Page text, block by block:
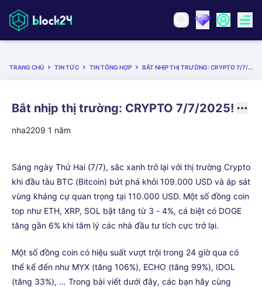
TRANG CHỦ TIN TỨC TIN TỔNG HỢP BẮT NHỊP THỊ TRƯỜNG: CRYPTO 7/7/2025!
Bắt nhịp thị trường: CRYPTO 7/7/2025!
nha2209 1 năm
Sáng ngày Thứ Hai (7/7), sắc xanh trở lại với thị trường Crypto
khi đầu tàu BTC (Bitcoin) bứt phá khỏi 109.000 USD và áp sát
vùng kháng cự quan trọng tại 110.000 USD. Một số đồng coin
top như ETH, XRP, SOL bật tăng từ 3 - 4%, cá biệt có DOGE
tăng gần 6% khi tâm lý các nhà đầu tư tích cực trở lại.
Một số đồng coin có hiệu suất vượt trội trong 24 giờ qua có
thể kể đến như MYX (tăng 106%), ECHO (tăng 99%), IDOL
(tăng 33%), … Trong bài viết dưới đây, các bạn hãy cùng